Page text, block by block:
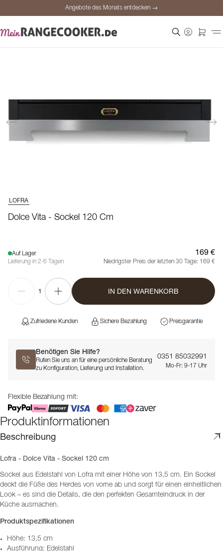
Angebote des Monats entdecken →
LOFRA
Dolce Vita - Sockel 120 Cm
Auf Lager
Lieferung in 2-6 Tagen
169 €
Niedrigster Preis der letzten 30 Tage: 169 €
1 IN DEN WARENKORB
Zufriedene Kunden Sichere Bezahlung Preisgarantie
Benötigen Sie Hilfe?
Rufen Sie uns an für eine persönliche Beratung
zu Konfiguration, Lieferung und Installation.
0351 85032991
Mo-Fr: 9-17 Uhr
Flexible Bezahlung mit:
Produktinformationen
Beschreibung
Lofra - Dolce Vita - Sockel 120 cm
Sockel aus Edelstahl von Lofra mit einer Höhe von 13,5 cm. Ein Sockel
deckt die Füße des Herdes von vorne ab und sorgt für einen einheitlichen
Look – es sind die Details, die den perfekten Gesamteindruck in der
Küche ausmachen.
Produktspezifikationen
Höhe: 13,5 cm
Ausführung: Edelstahl